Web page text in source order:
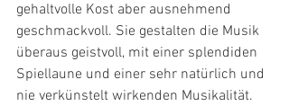
gehaltvolle Kost aber ausnehmend
geschmackvoll. Sie gestalten die Musik
überaus geistvoll, mit einer splendiden
Spiellaune und einer sehr natürlich und
nie verkünstelt wirkenden Musikalität.